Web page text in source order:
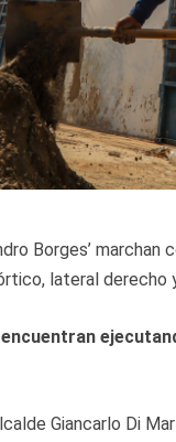
Borges’
lateral derecho
Giancarlo Di